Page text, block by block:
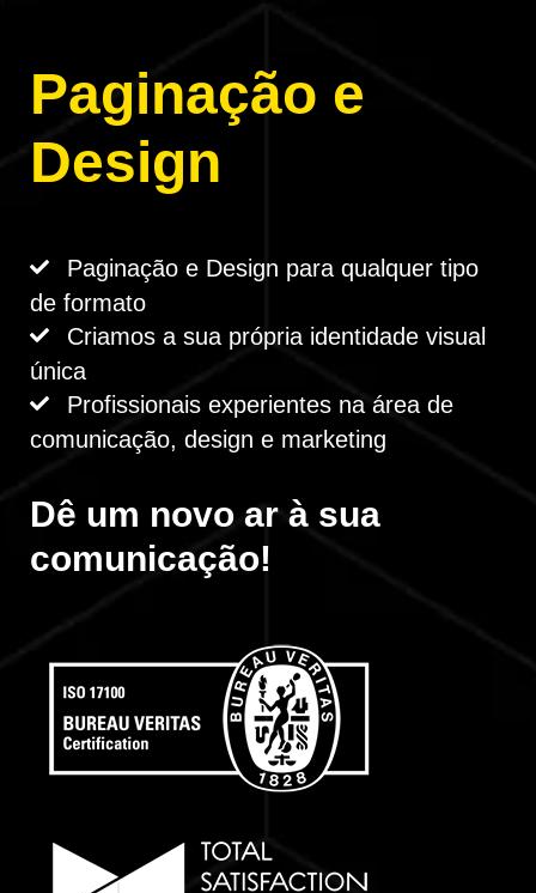
Paginação e
Design
Paginação e Design para qualquer tipo
de formato
Criamos a sua própria identidade visual
única
Profissionais experientes na área de
comunicação, design e marketing
Dê um novo ar à sua
comunicação!